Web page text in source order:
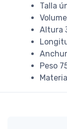
Talla
Altura
Peso